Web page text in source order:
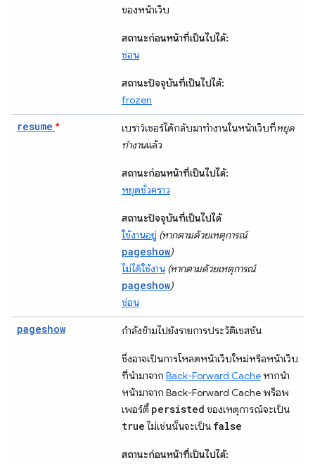
ของหน้าเว็บ
สถานะก่อนหน้าที่เป็นไปได้:
ซ่อน
สถานะปัจจุบันที่เป็นไปได้:
frozen
resume * เบราว์เซอร์ได้กลับมาทำงานในหน้าเว็บที่หยุด
ทำงานแล้ว
สถานะก่อนหน้าที่เป็นไปได้:
หยุดชั่วคราว
สถานะปัจจุบันที่เป็นไปได้
ใช้งานอยู่ (หากตามด้วยเหตุการณ์
pageshow)
ไม่ได้ใช้งาน (หากตามด้วยเหตุการณ์
pageshow)
ซ่อน
pageshow กำลังข้ามไปยังรายการประวัติเซสชัน
ซึ่งอาจเป็นการโหลดหน้าเว็บใหม่หรือหน้าเว็บ
ที่นำมาจาก Back-Forward Cacheหากนำ
หน้ามาจาก Back-Forward Cache พร็อพ
เพอร์ตี้ persisted ของเหตุการณ์จะเป็น
true ไม่เช่นนั้นจะเป็น false
สถานะก่อนหน้าที่เป็นไปได้: